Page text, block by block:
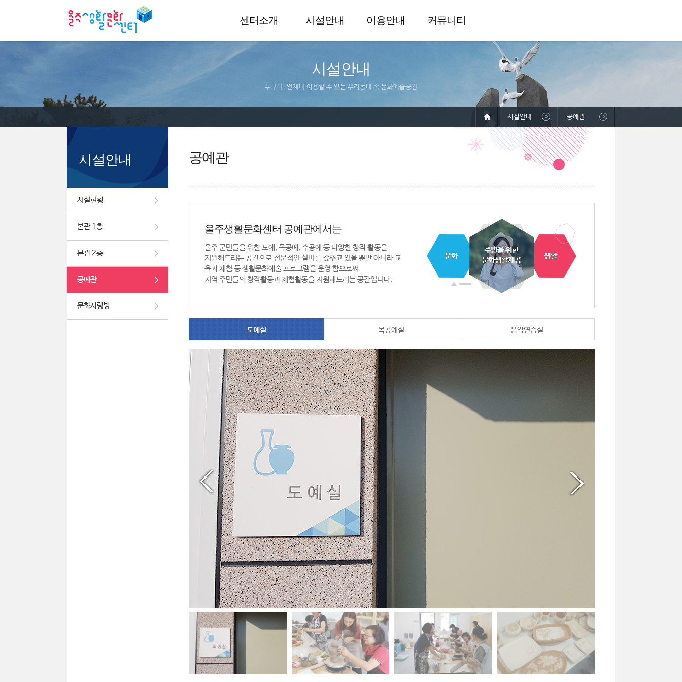
센터소개 시설안내 이용안내 커뮤니티
시설안내
누구나, 언제나 이용할 수 있는 우리동네 속 문화예술공간
시설안내
시설현황
본관 1층
본관 2층
공예관
문화사랑방
시설안내 공예관
공예관
울주생활문화센터 공예관에서는
울주 군민들을 위한 도예, 목공예, 수공예 등 다양한 창작 활동을
지원해드리는 공간으로 전문적인 설비를 갖추고 있을 뿐만 아니라 교
육과 체험 등 생활문화예술 프로그램을 운영 함으로써
지역 주민들의 창작활동과 체험활동을 지원해드리는 공간입니다.
도예실 목공예실 음악연습실